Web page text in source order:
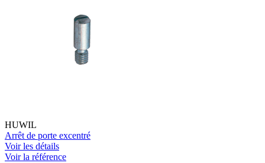
HUWIL
Arrêt de porte excentré
Voir les détails
Voir la référence